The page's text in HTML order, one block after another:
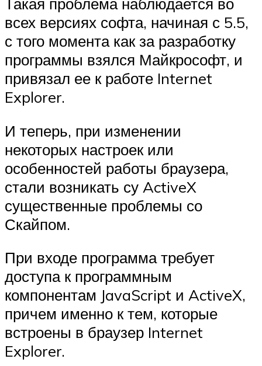
всех версиях софта, начиная с 5.5,
с того момента как за разработку
программы взялся Майкрософт, и
привязал ее к работе Internet
Explorer.
И теперь, при изменении
некоторых настроек или
особенностей работы браузера,
стали возникать су ActiveX
существенные проблемы со
Скайпом.
При входе программа требует
доступа к программным
компонентам JavaScript и ActiveX,
причем именно к тем, которые
встроены в браузер Internet
Explorer.